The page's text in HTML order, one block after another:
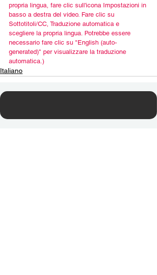
propria lingua, fare clic sull'icona Impostazioni in
basso a destra del video. Fare clic su
Sottotitoli/CC, Traduzione automatica e
scegliere la propria lingua. Potrebbe essere
necessario fare clic su "English (auto-
generated)" per visualizzare la traduzione
automatica.)
Italiano